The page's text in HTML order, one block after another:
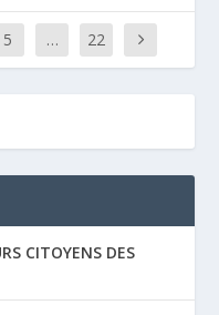
5 … 22
CITOYENS DES